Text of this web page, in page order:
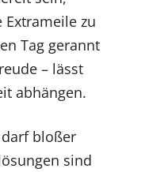
zu
Tag gerannt
– lässt
abhängen.
bloßer
sind